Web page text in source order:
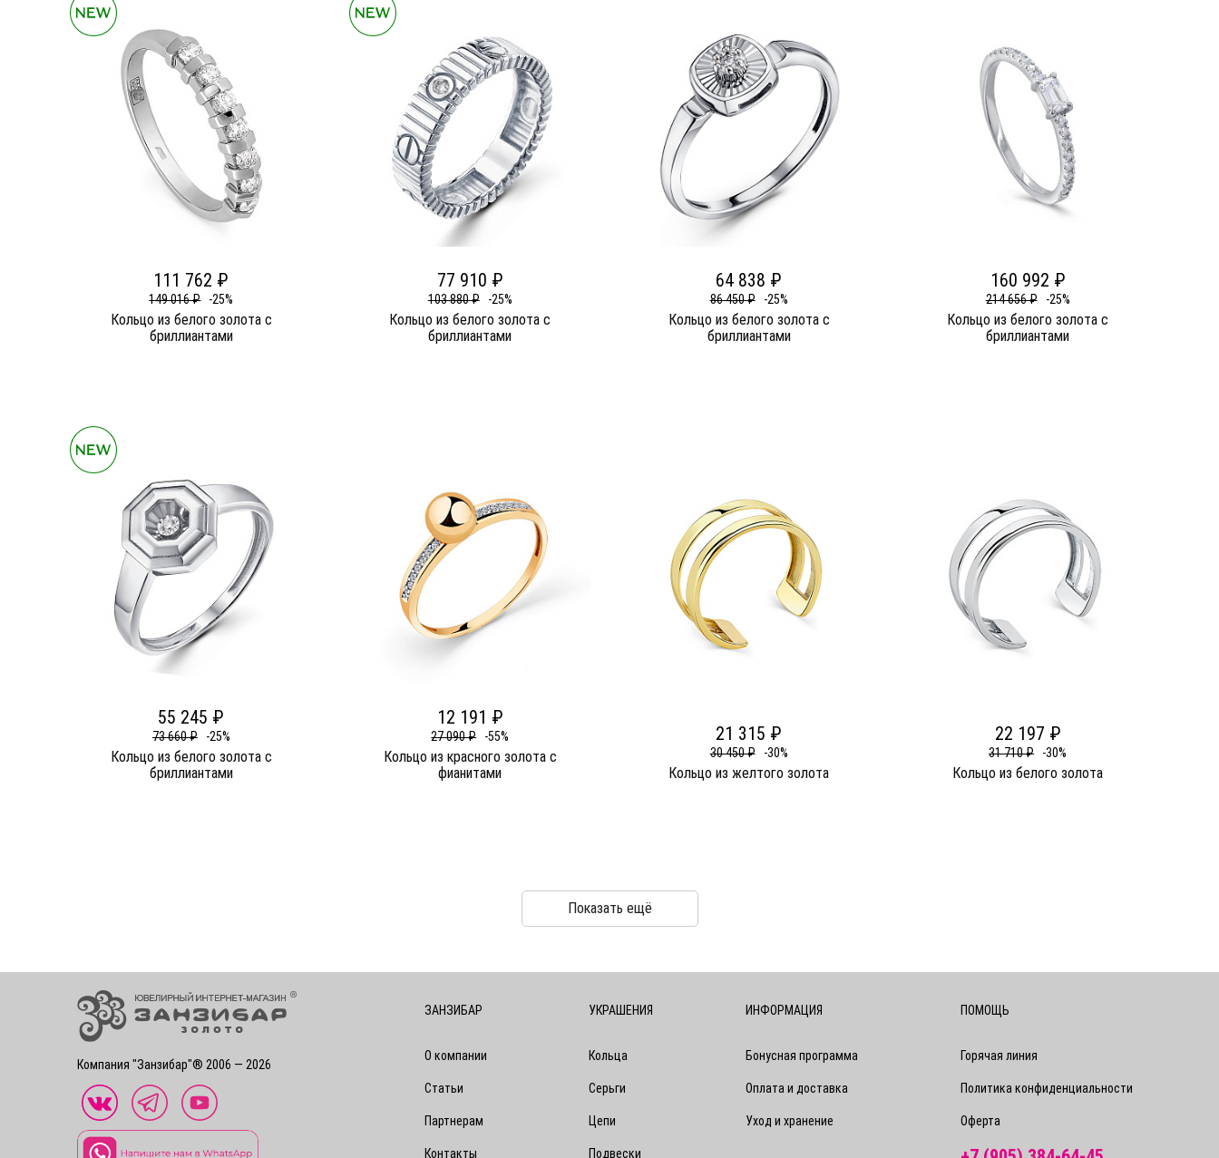
111 762 ₽
149 016 ₽ -25%
Кольцо из белого золота c
бриллиантами
77 910 ₽
103 880 ₽ -25%
Кольцо из белого золота c
бриллиантами
64 838 ₽
86 450 ₽ -25%
Кольцо из белого золота c
бриллиантами
160 992 ₽
214 656 ₽ -25%
Кольцо из белого золота c
бриллиантами
55 245 ₽
73 660 ₽ -25%
Кольцо из белого золота c
бриллиантами
12 191 ₽
27 090 ₽ -55%
Кольцо из красного золота c
фианитами
21 315 ₽
30 450 ₽ -30%
Кольцо из желтого золота
22 197 ₽
31 710 ₽ -30%
Кольцо из белого золота
Показать ещё
Компания "Занзибар"® 2006 — 2026
ЗАНЗИБАР
О компании
Статьи
Партнерам
Контакты
УКРАШЕНИЯ
Кольца
Серьги
Цепи
Подвески
ИНФОРМАЦИЯ
Бонусная программа
Оплата и доставка
Уход и хранение
ПОМОЩЬ
Горячая линия
Политика конфиденциальности
Оферта